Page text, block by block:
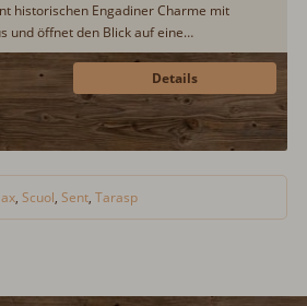
historischen Engadiner Charme mit
und öffnet den Blick auf eine
Großzügige Räume, hochwertige
schaffen eine Atmosphäre, in der
stehen...
Details
, Scuol, Sent, Tarasp